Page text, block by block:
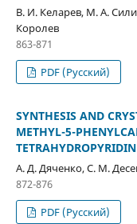
В. И. Келарев, М. А.
Королев
863-871
PDF (Русский)
SYNTHESIS AND
METHYL-5-
А. Д. Дяченко, С. М.
872-876
PDF (Русский)